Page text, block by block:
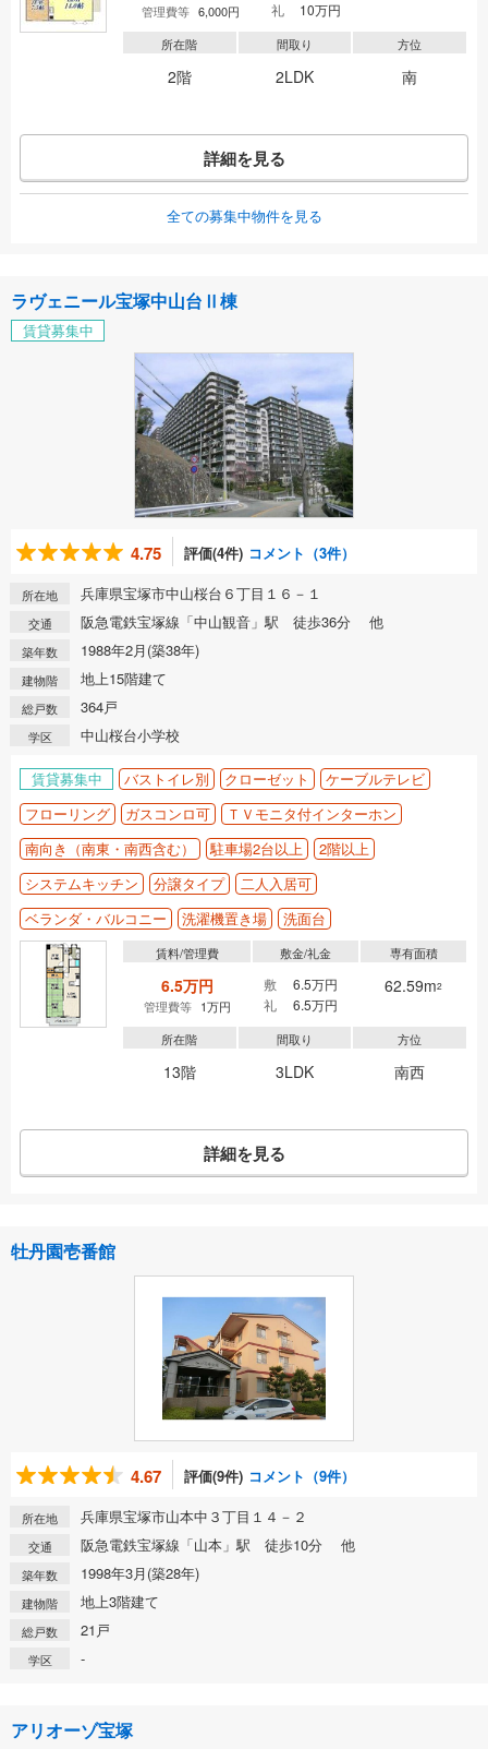
管理費等 6,000円 礼 10万円
所在階
2階
間取り
2LDK
方位
南
詳細を見る
全ての募集中物件を見る
ラヴェニール宝塚中山台Ⅱ棟
賃貸募集中
4.75 評価(4件) コメント（3件）
所在地 兵庫県宝塚市中山桜台６丁目１６－１
交通 阪急電鉄宝塚線「中山観音」駅 徒歩36分 他
築年数 1988年2月(築38年)
建物階 地上15階建て
総戸数 364戸
学区 中山桜台小学校
賃貸募集中 バストイレ別 クローゼット
ケーブルテレビ
フローリング
ガスコンロ可
ＴＶモニタ付インターホン
南向き（南東・南西含む）
駐車場2台以上
2階以上
システムキッチン
分譲タイプ
二人入居可
ベランダ・バルコニー
洗濯機置き場 洗面台
賃料/管理費
6.5万円
管理費等 1万円
敷金/礼金
敷
6.5万円
礼
6.5万円
専有面積
62.59m2
所在階
13階
間取り
3LDK
方位
南西
詳細を見る
牡丹園壱番館
4.67 評価(9件) コメント（9件）
所在地 兵庫県宝塚市山本中３丁目１４－２
交通 阪急電鉄宝塚線「山本」駅 徒歩10分 他
築年数 1998年3月(築28年)
建物階 地上3階建て
総戸数 21戸
学区 -
アリオーゾ宝塚